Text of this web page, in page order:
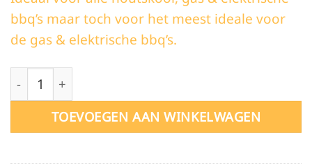
bbq’s maar toch voor het meest ideale voor
de gas & elektrische bbq’s.
Appel Snippers - 850 gram aantal
TOEVOEGEN AAN WINKELWAGEN